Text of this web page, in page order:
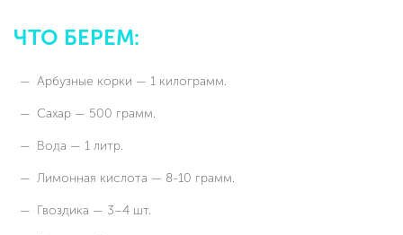
ЧТО БЕРЕМ:
Арбузные корки — 1 килограмм.
Сахар — 500 грамм.
Вода — 1 литр.
Лимонная кислота — 8-10 грамм.
Гвоздика — 3–4 шт.